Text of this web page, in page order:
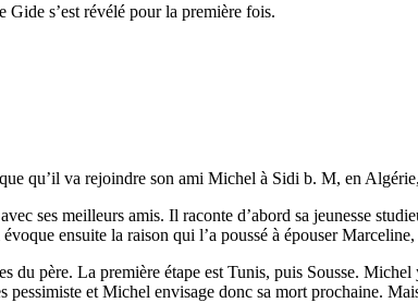
Gide s’est révélé pour la première fois.
qu’il va rejoindre son ami Michel à Sidi b. M, en
ses meilleurs amis. Il raconte d’abord sa jeunesse
ensuite la raison qui l’a poussé à épouser
du père. La première étape est Tunis, puis Sousse.
et Michel envisage donc sa mort prochaine.